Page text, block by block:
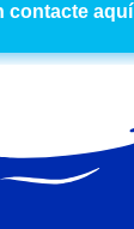
contacte aquí